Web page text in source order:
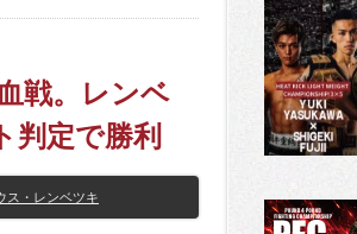
戦。レンベ
判定で勝利
ス・レンベツキ